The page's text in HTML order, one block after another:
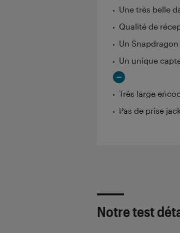
Une très belle
Qualité de
Un
Un unique
Très large
Pas de prise
Notre test